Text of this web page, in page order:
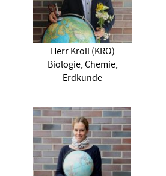
Herr Kroll (KRO)
Biologie, Chemie,
Erdkunde